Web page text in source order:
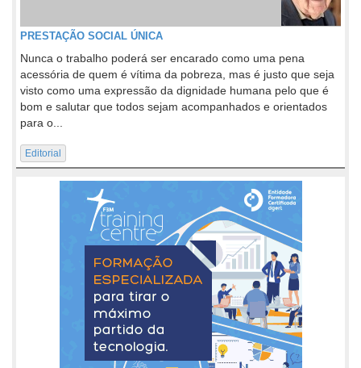
PRESTAÇÃO SOCIAL ÚNICA
Nunca o trabalho poderá ser encarado como uma pena
acessória de quem é vítima da pobreza, mas é justo que seja
visto como uma expressão da dignidade humana pelo que é
bom e salutar que todos sejam acompanhados e orientados
para o...
Editorial